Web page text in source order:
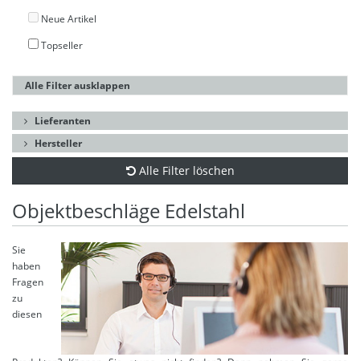
Neue Artikel
Topseller
Alle Filter ausklappen
Lieferanten
Hersteller
Alle Filter löschen
Objektbeschläge Edelstahl
Sie
haben
Fragen
zu
diesen